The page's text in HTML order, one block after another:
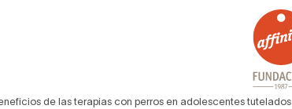
de las terapias con perros en adolescentes tutelados